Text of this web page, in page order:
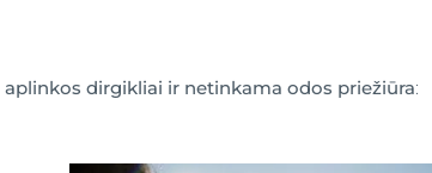
aplinkos dirgikliai ir netinkama odos priežiūra: